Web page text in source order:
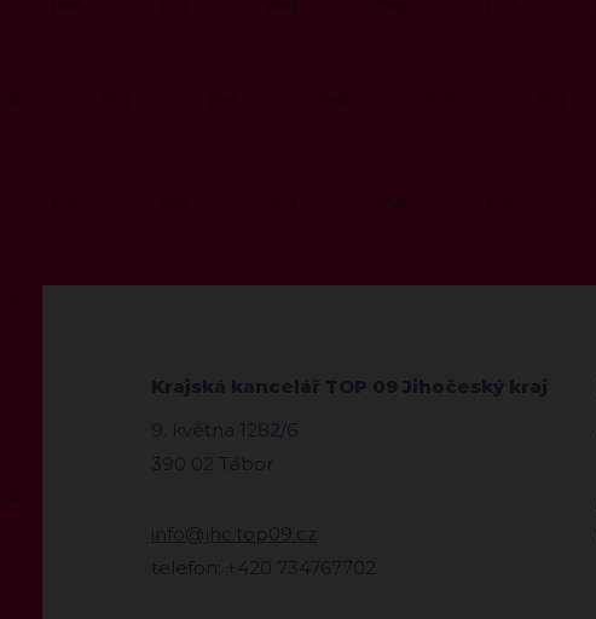
Krajská kancelář TOP 09 Jihočeský kraj
9. května 1282/6
390 02 Tábor
info@jhc.top09.cz
telefon: +420 734767702